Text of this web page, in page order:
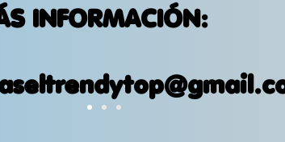
INFORMACIÓN: